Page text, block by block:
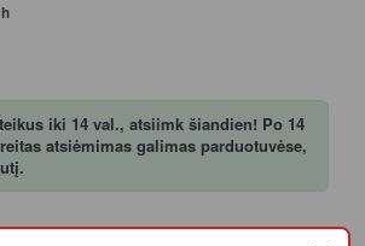
iki 14 val., atsiimk šiandien! Po 14
atsiėmimas galimas parduotuvėse,